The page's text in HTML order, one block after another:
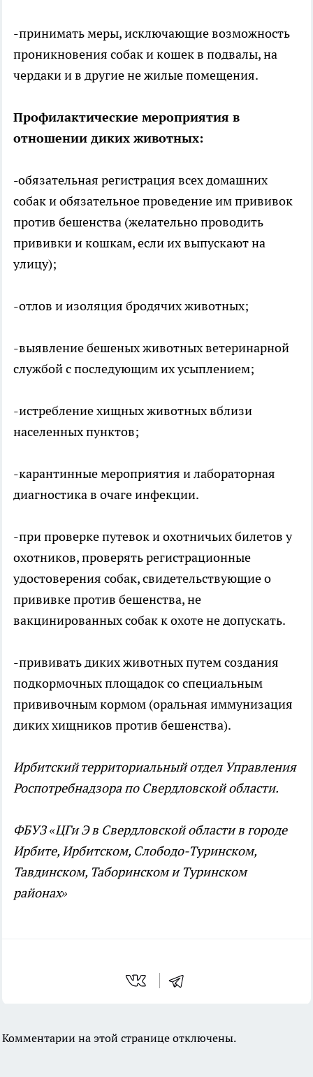
-принимать меры, исключающие возможность
проникновения собак и кошек в подвалы, на
чердаки и в другие не жилые помещения.
Профилактические мероприятия в
отношении диких животных:
-обязательная регистрация всех домашних
собак и обязательное проведение им прививок
против бешенства (желательно проводить
прививки и кошкам, если их выпускают на
улицу);
-отлов и изоляция бродячих животных;
-выявление бешеных животных ветеринарной
службой с последующим их усыплением;
-истребление хищных животных вблизи
населенных пунктов;
-карантинные мероприятия и лабораторная
диагностика в очаге инфекции.
-при проверке путевок и охотничьих билетов у
охотников, проверять регистрационные
удостоверения собак, свидетельствующие о
прививке против бешенства, не
вакцинированных собак к охоте не допускать.
-прививать диких животных путем создания
подкормочных площадок со специальным
прививочным кормом (оральная иммунизация
диких хищников против бешенства).
Ирбитский территориальный отдел Управления
Роспотребнадзора по Свердловской области.
ФБУЗ «ЦГи Э в Свердловской области в городе
Ирбите, Ирбитском, Слободо-Туринском,
Тавдинском, Таборинском и Туринском
районах»
Комментарии на этой странице отключены.